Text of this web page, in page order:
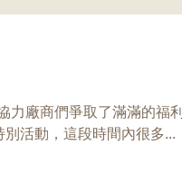
力廠商們爭取了滿滿的福利
活動，這段時間內很多...